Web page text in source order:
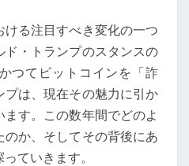
ビ
ト
コ
イ
ン
る注目すべき変化の一つ
ド・トランプのスタンスの
つてビットコインを「詐
は、現在その魅力に引か
す。この数年間でどのよ
のか、そしてその背後にあ
ていきます。